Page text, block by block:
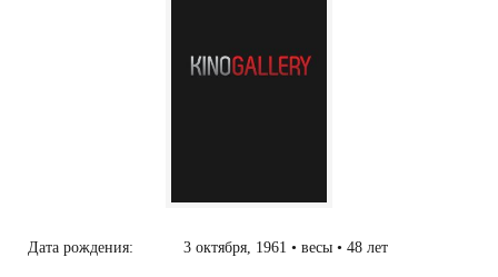
Дата рождения: 3 октября, 1961 • весы • 48 лет